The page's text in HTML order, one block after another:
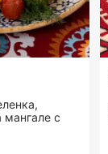
мангале с